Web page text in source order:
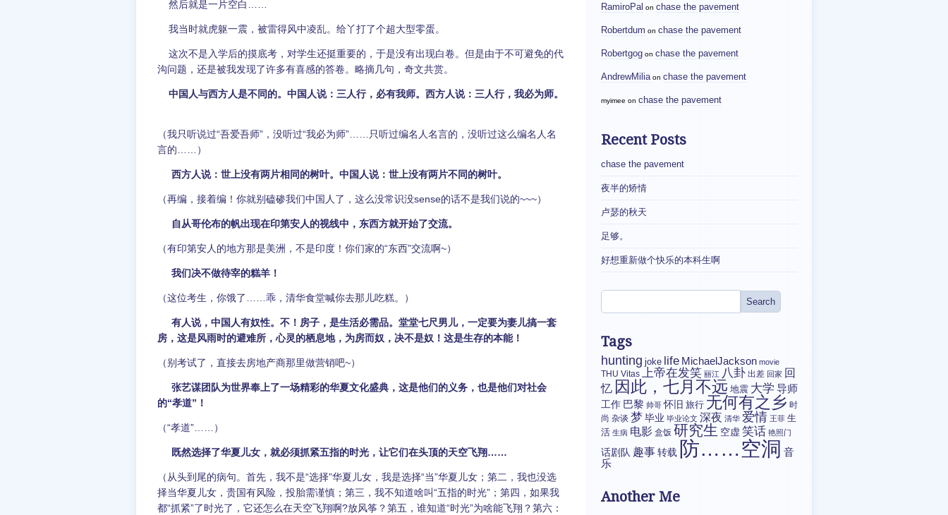
然后就是一片空白……
我当时就虎躯一震，被雷得风中凌乱。给丫打了个超大型零蛋。
这次不是入学后的摸底考，对学生还挺重要的，于是没有出现白卷。但是由于不可避免的代
沟问题，还是被我发现了许多有喜感的答卷。略摘几句，奇文共赏。
中国人与西方人是不同的。中国人说：三人行，必有我师。西方人说：三人行，我必为师。
（我只听说过“吾爱吾师”，没听过“我必为师”……只听过编名人名言的，没听过这么编名人名
言的……）
西方人说：世上没有两片相同的树叶。中国人说：世上没有两片不同的树叶。
（再编，接着编！你就别磕碜我们中国人了，这么没常识没sense的话不是我们说的~~~）
自从哥伦布的帆出现在印第安人的视线中，东西方就开始了交流。
（有印第安人的地方那是美洲，不是印度！你们家的“东西”交流啊~）
我们决不做待宰的糕羊！
（这位考生，你饿了……乖，清华食堂喊你去那儿吃糕。）
有人说，中国人有奴性。不！房子，是生活必需品。堂堂七尺男儿，一定要为妻儿搞一套
房，这是风雨时的避难所，心灵的栖息地，为房而奴，决不是奴！这是生存的本能！
（别考试了，直接去房地产商那里做营销吧~）
张艺谋团队为世界奉上了一场精彩的华夏文化盛典，这是他们的义务，也是他们对社会
的“孝道”！
（“孝道”……）
既然选择了华夏儿女，就必须抓紧五指的时光，让它们在头顶的天空飞翔……
（从头到尾的病句。首先，我不是“选择”华夏儿女，我是选择“当”华夏儿女；第二，我也没选
择当华夏儿女，贵国有风险，投胎需谨慎；第三，我不知道啥叫“五指的时光”；第四，如果我
都“抓紧”了时光了，它还怎么在天空飞翔啊?放风筝？第五，谁知道“时光”为啥能飞翔？第六：
RamiroPal on chase the pavement
Robertdum on chase the pavement
Robertgog on chase the pavement
AndrewMilia on chase the pavement
myimee on chase the pavement
Recent Posts
chase the pavement
夜半的矫情
卢瑟的秋天
足够。
好想重新做个快乐的本科生啊
Tags
hunting joke life MichaelJackson movie
THU Vitas 上帝在发笑 丽江 八卦 出差 回家 回
忆 因此，七月不远 地震 大学 导师
工作 巴黎 帅哥 怀旧 旅行 无何有之乡 时
尚 杂谈 梦 毕业 毕业论文 深夜 清华 爱情 王菲 生
活 生病 电影 盒饭 研究生 空虚 笑话 艳照门
话剧队 趣事转载 防……空洞 音
乐
Another Me